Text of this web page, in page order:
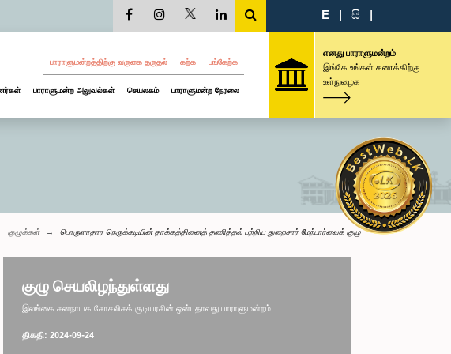
E | සි |
பாராளுமன்றத்திற்கு வருகை தருதல் கற்க பங்கேற்க
பாராளுமன்ற அலுவல்கள் செயலகம் பாராளுமன்ற நேரலை
எனது பாராளுமன்றம்
இங்கே உங்கள் கணக்கிற்கு
உள்நுழைக
குழுக்கள் பொருளாதார நெருக்கடியின் தாக்கத்தினைத் தணித்தல் பற்றிய துறைசார் மேற்பார்வைக் குழு
குழு செயலிழந்துள்ளது
இலங்கை சனநாயக சோசலிசக் குடியரசின் ஒன்பதாவது பாராளுமன்றம்
திகதி: 2024-09-24